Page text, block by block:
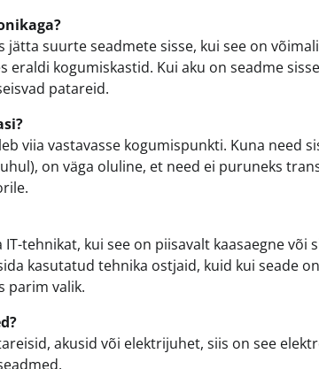
suurte seadmete sisse, kui see on
eraldi kogumiskastid. Kui aku on seadme
patareid.
viia vastavasse kogumispunkti. Kuna need
on väga oluline, et need ei puruneks
tehnikat, kui see on piisavalt kaasaegne või
kasutatud tehnika ostjaid, kuid kui seade
parim valik.
akusid või elektrijuhet, siis on see